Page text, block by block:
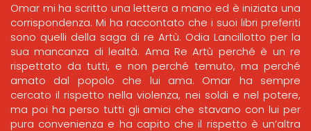
Omar mi ha scritto una lettera a mano ed è iniziata una
corrispondenza. Mi ha raccontato che i suoi libri preferiti
sono quelli della saga di re Artù. Odia Lancillotto per la
sua mancanza di lealtà. Ama Re Artù perché è un re
rispettato da tutti, e non perché temuto, ma perché
amato dal popolo che lui ama. Omar ha sempre
cercato il rispetto nella violenza, nei soldi e nel potere,
ma poi ha perso tutti gli amici che stavano con lui per
pura convenienza e ha capito che il rispetto è un’altra